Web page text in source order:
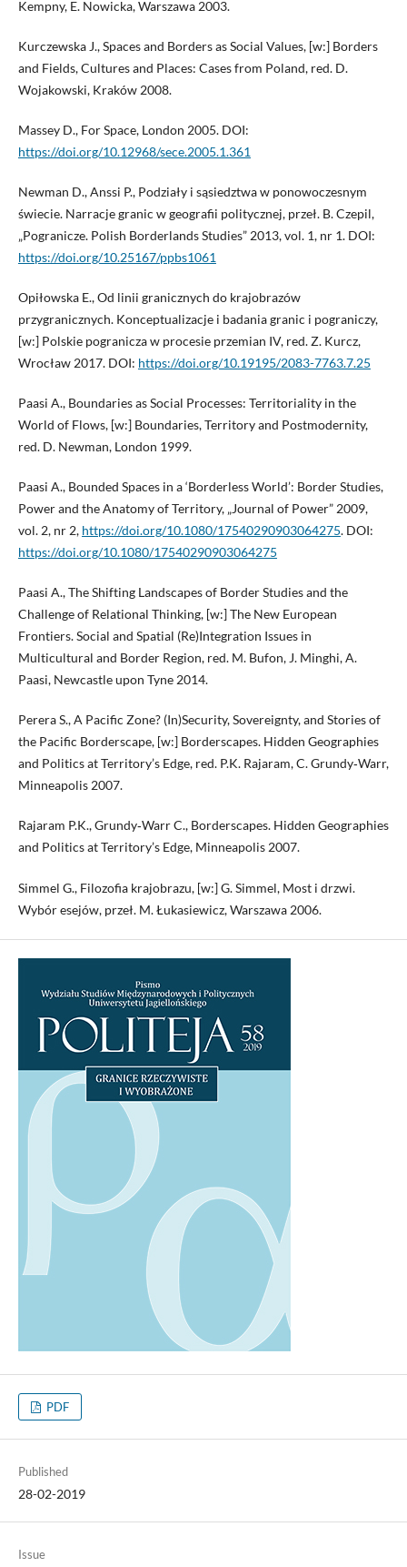
Kempny, E. Nowicka, Warszawa 2003.
Kurczewska J., Spaces and Borders as Social Values, [w:] Borders
and Fields, Cultures and Places: Cases from Poland, red. D.
Wojakowski, Kraków 2008.
Massey D., For Space, London 2005. DOI:
https://doi.org/10.12968/sece.2005.1.361
Newman D., Anssi P., Podziały i sąsiedztwa w ponowoczesnym
świecie. Narracje granic w geografii politycznej, przeł. B. Czepil,
„Pogranicze. Polish Borderlands Studies” 2013, vol. 1, nr 1. DOI:
https://doi.org/10.25167/ppbs1061
Opiłowska E., Od linii granicznych do krajobrazów
przygranicznych. Konceptualizacje i badania granic i pograniczy,
[w:] Polskie pogranicza w procesie przemian IV, red. Z. Kurcz,
Wrocław 2017. DOI: https://doi.org/10.19195/2083-7763.7.25
Paasi A., Boundaries as Social Processes: Territoriality in the
World of Flows, [w:] Boundaries, Territory and Postmodernity,
red. D. Newman, London 1999.
Paasi A., Bounded Spaces in a ‘Borderless World’: Border Studies,
Power and the Anatomy of Territory, „Journal of Power” 2009,
vol. 2, nr 2, https://doi.org/10.1080/17540290903064275. DOI:
https://doi.org/10.1080/17540290903064275
Paasi A., The Shifting Landscapes of Border Studies and the
Challenge of Relational Thinking, [w:] The New European
Frontiers. Social and Spatial (Re)Integration Issues in
Multicultural and Border Region, red. M. Bufon, J. Minghi, A.
Paasi, Newcastle upon Tyne 2014.
Perera S., A Pacific Zone? (In)Security, Sovereignty, and Stories of
the Pacific Borderscape, [w:] Borderscapes. Hidden Geographies
and Politics at Territory’s Edge, red. P.K. Rajaram, C. Grundy‑Warr,
Minneapolis 2007.
Rajaram P.K., Grundy‑Warr C., Borderscapes. Hidden Geographies
and Politics at Territory’s Edge, Minneapolis 2007.
Simmel G., Filozofia krajobrazu, [w:] G. Simmel, Most i drzwi.
Wybór esejów, przeł. M. Łukasiewicz, Warszawa 2006.
PDF
Published
28-02-2019
Issue